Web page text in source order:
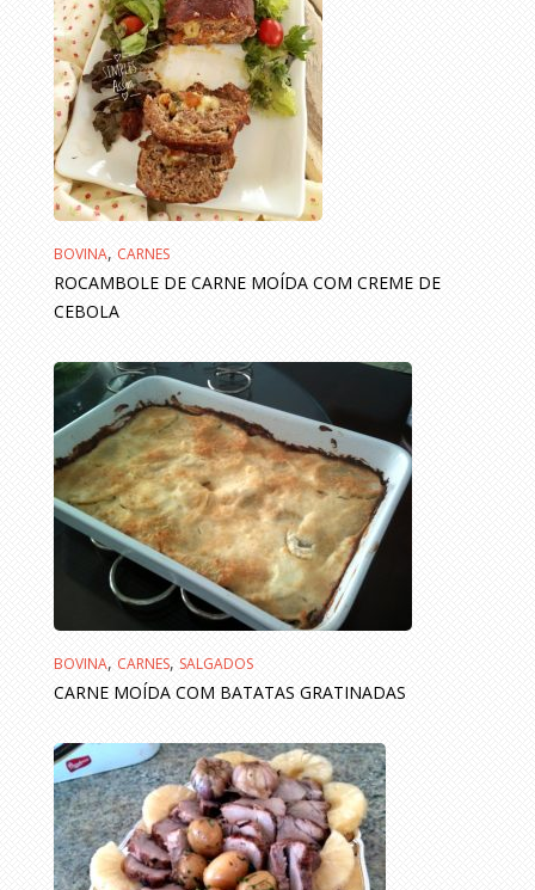
BOVINA, CARNES
ROCAMBOLE DE CARNE MOÍDA COM CREME DE
CEBOLA
BOVINA, CARNES, SALGADOS
CARNE MOÍDA COM BATATAS GRATINADAS